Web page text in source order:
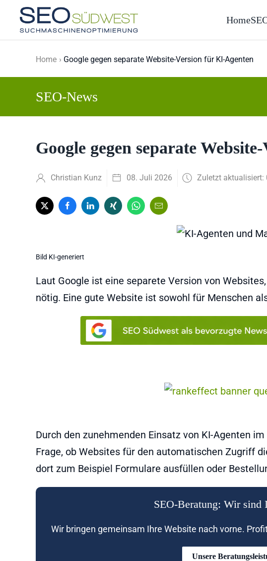
Skip to main content
Home
Home Google gegen separate Website-Version für KI-Agenten
SEO-News
Google gegen separate
Christian Kunz 08. Juli 2026 Zuletzt aktualisiert:
Bild KI-generiert
Laut Google ist eine separete Version von
nötig. Eine gute Website ist sowohl für Menschen
Durch den zunehmenden Einsatz von KI-Agenten
Frage, ob Websites für den automatischen Zugriff
dort zum Beispiel Formulare ausfüllen oder
SEO-Beratung: Wir sind
Wir bringen gemeinsam Ihre Website nach vorne.
Unsere